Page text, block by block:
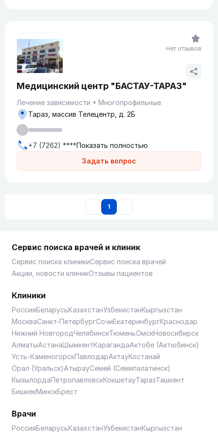
Медицинский центр "БАСТАУ-ТАРАЗ"
Лечение зависимости Многопрофильные
Задать вопрос
Тараз, массив Телецентр, д. 2Б
+7 (7262) ****Показать полностью
Нет отзывов
1
Сервис поиска врачей и клиник
Сервис поиска клиникиСервис поиска врачей
Акции, новости клиникОтзывы пациентов
Клиники
РоссияБеларусьКазахстанУзбекистанКыргызстан
МоскваСанкт-ПетербургСочиЕкатеринбургКраснодар
Нижний НовгородЧелябинскТюменьОмскНовосибирск
АлматыАстанаШымкентКарагандаАктобе (Актюбинск)
Усть-КаменогорскПавлодарАктауКостанай
Орал (Уральск)АтырауСемей (Семипалатинск)
КызылордаПетропавловскКокшетауТаразТашкент
БишкекМинскБрест
Врачи
РоссияБеларусьКазахстанУзбекистанКыргызстан